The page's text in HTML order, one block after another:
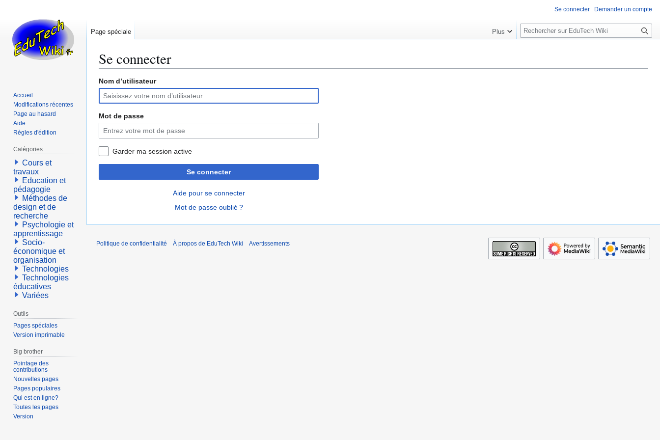
Se connecter
Aller
la
navigation
Aller
la
recherche
Nom d’utilisateur
Mot de passe
Garder ma session active
Se connecter
Aide pour se connecter
Mot de passe oublié ?
Se connecter Demander un compte
Page spéciale Plus
R
e
e
Accueil
Modifications récentes
Page au hasard
Aide
Règles d'édition
Catégories
Cours et
travaux
Education et
pédagogie
Méthodes de
design et de
recherche
Psychologie et
apprentissage
Socio-
économique et
organisation
Technologies
Technologies
éducatives
Variées
Outils
Pages spéciales
Version imprimable
Big brother
Pointage des
contributions
Nouvelles pages
Pages populaires
Qui est en ligne?
Toutes les pages
Version
Politique de confidentialité À propos de EduTech Wiki Avertissements